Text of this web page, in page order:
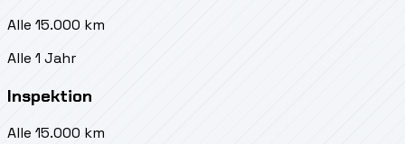
Alle 15.000 km
Alle 1 Jahr
Inspektion
Alle 15.000 km